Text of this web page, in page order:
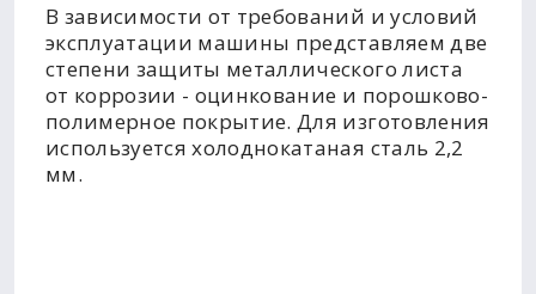
В зависимости от требований и условий
эксплуатации машины представляем две
степени защиты металлического листа
от коррозии - оцинкование и порошково-
полимерное покрытие. Для изготовления
используется холоднокатаная сталь 2,2
мм.